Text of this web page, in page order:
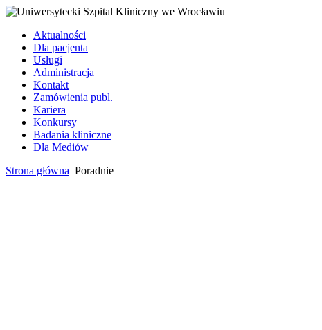
Aktualności
Dla pacjenta
Usługi
Administracja
Kontakt
Zamówienia publ.
Kariera
Konkursy
Badania kliniczne
Dla Mediów
Strona główna Poradnie